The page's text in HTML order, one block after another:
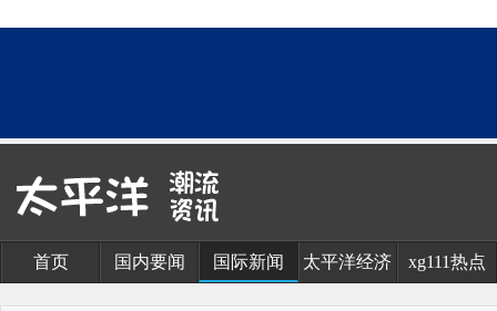
首页 国内要闻 国际新闻 太平洋经济 xg111热点